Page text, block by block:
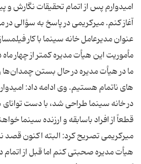
امیدوارم پس از اتمام تحقیقات نگارش و
آغاز كنم. میركریمی در پاسخ به سؤالی در
عنوان مدیرعامل خانه سینما با كار
مأموریت این هیأت مدیره كمتر از چهار
ما در هیأت مدیره در حال بستن چمدان‌ها
های ناتمام هستیم. وی ادامه داد:
در خانه سینما طراحی شد، با دست
قطعاً از افراد باسابقه و ارزنده سینما
میركریمی تصریح كرد: البته اكنون قصد
هیأت مدیره صحبتی كنم اما قبل از اتمام